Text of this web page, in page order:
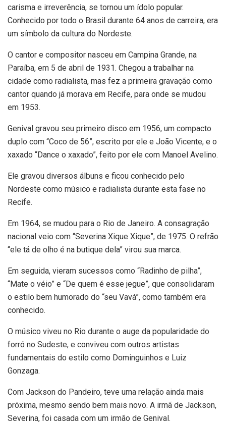
carisma e irreverência, se tornou um ídolo popular.
Conhecido por todo o Brasil durante 64 anos de carreira, era
um símbolo da cultura do Nordeste.
O cantor e compositor nasceu em Campina Grande, na
Paraíba, em 5 de abril de 1931. Chegou a trabalhar na
cidade como radialista, mas fez a primeira gravação como
cantor quando já morava em Recife, para onde se mudou
em 1953.
Genival gravou seu primeiro disco em 1956, um compacto
duplo com “Coco de 56”, escrito por ele e João Vicente, e o
xaxado “Dance o xaxado”, feito por ele com Manoel Avelino.
Ele gravou diversos álbuns e ficou conhecido pelo
Nordeste como músico e radialista durante esta fase no
Recife.
Em 1964, se mudou para o Rio de Janeiro. A consagração
nacional veio com “Severina Xique Xique”, de 1975. O refrão
“ele tá de olho é na butique dela” virou sua marca.
Em seguida, vieram sucessos como “Radinho de pilha”,
“Mate o véio” e “De quem é esse jegue”, que consolidaram
o estilo bem humorado do “seu Vavá”, como também era
conhecido.
O músico viveu no Rio durante o auge da popularidade do
forró no Sudeste, e conviveu com outros artistas
fundamentais do estilo como Dominguinhos e Luiz
Gonzaga.
Com Jackson do Pandeiro, teve uma relação ainda mais
próxima, mesmo sendo bem mais novo. A irmã de Jackson,
Severina, foi casada com um irmão de Genival.